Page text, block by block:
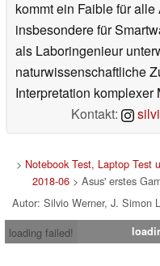
kommt ein Faible für
insbesondere für
als Laboringenieur
naturwissenschaftliche
Interpretation
Kontakt:
> Notebook Test, Laptop Test
2018-06> Asus' erstes
Autor: Silvio Werner, J. Simon
loading failed!